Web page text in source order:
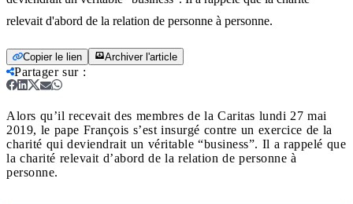
relevait d'abord de la relation de personne à personne.
Copier le lien Archiver l'article
Partager sur:
Alors qu’il recevait des membres de la Caritas lundi 27 mai
2019, le pape François s’est insurgé contre un exercice de la
charité qui deviendrait un véritable “business”. Il a rappelé que
la charité relevait d’abord de la relation de personne à
personne.